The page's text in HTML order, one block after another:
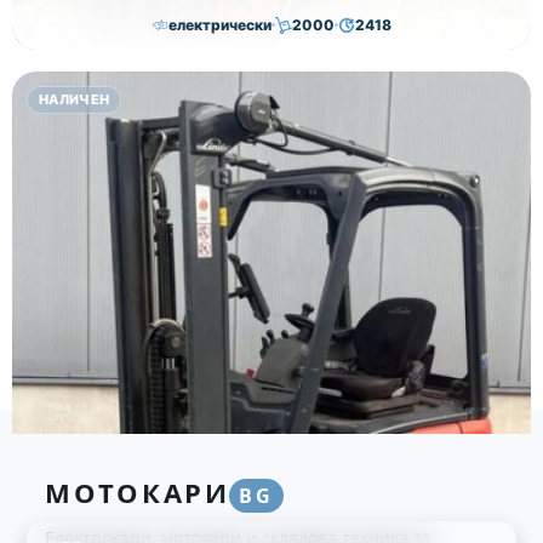
електрически 2000 2418
21,000.00€20,500.00€
Височина Година
2019
НАЛИЧЕН
МОТОКАРИ BG
Електрокари, мотокари и складова техника за